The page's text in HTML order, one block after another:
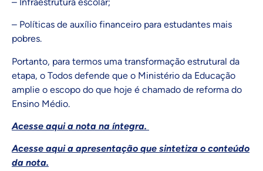
– Políticas de auxílio financeiro para estudantes mais
pobres.
Portanto, para termos uma transformação estrutural da
etapa, o Todos defende que o Ministério da Educação
amplie o escopo do que hoje é chamado de reforma do
Ensino Médio.
Acesse aqui a nota na íntegra.
Acesse aqui a apresentação que sintetiza o conteúdo
da nota.